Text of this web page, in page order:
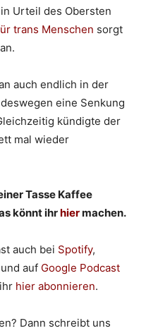
Urteil des Obersten
trans Menschen sorgt
auch endlich in der
deswegen eine Senkung
kündigte der
mal wieder
Tasse Kaffee
könnt ihrhiermachen.
auch bei Spotify,
und auf Google Podcast
hier abonnieren.
Dann schreibt uns